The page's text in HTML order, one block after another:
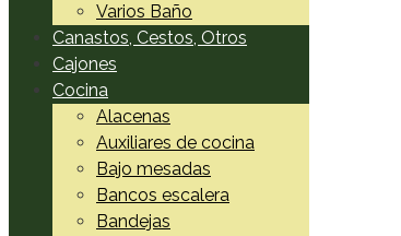
Varios Baño
Canastos, Cestos, Otros
Cajones
Cocina
Alacenas
Auxiliares de cocina
Bajo mesadas
Bancos escalera
Bandejas